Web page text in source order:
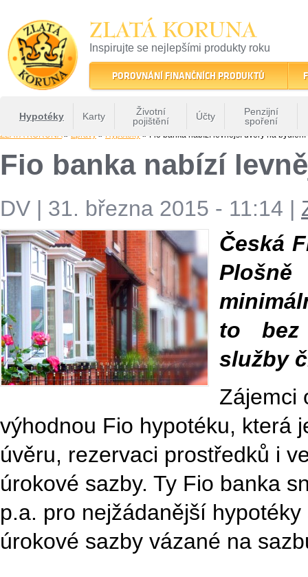
ZLATÁ KORUNA
Inspirujte se nejlepšími produkty roku
22 let tradice a kvality na finančním trhu
POROVNÁNÍ FINANČNÍCH PRODUKTŮ
Hypotéky Karty
Životní
pojištění
Účty
Penzijní
spoření
ZLATÁ KORUNA» Zprávy » Hypotéky » Fio banka nabízí levnější úvěry na bydlení
Fio banka nabízí
DV | 31. března 2015 - 11:14 |
Česká
to bez
služby
Zájemci
výhodnou Fio hypotéku, která
úvěru, rezervaci prostředků i
úrokové sazby. Ty Fio banka
p.a. pro nejžádanější
úrokové sazby vázané na